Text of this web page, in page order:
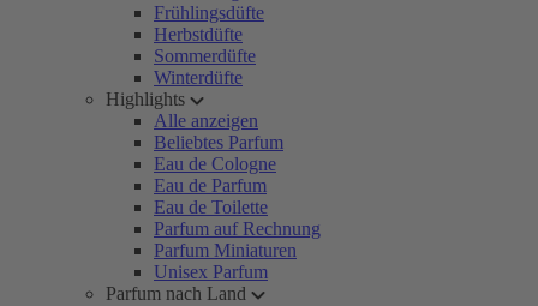
Frühlingsdüfte
Herbstdüfte
Sommerdüfte
Winterdüfte
Highlights
Alle anzeigen
Beliebtes Parfum
Eau de Cologne
Eau de Parfum
Eau de Toilette
Parfum auf Rechnung
Parfum Miniaturen
Unisex Parfum
Parfum nach Land